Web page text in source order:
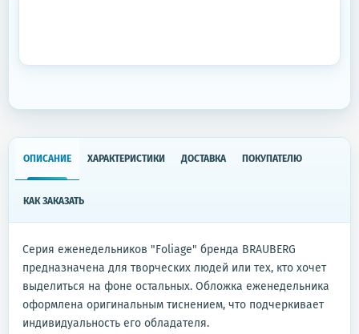
ОПИСАНИЕ ХАРАКТЕРИСТИКИ ДОСТАВКА ПОКУПАТЕЛЮ
КАК ЗАКАЗАТЬ
Серия еженедельников "Foliage" бренда BRAUBERG
предназначена для творческих людей или тех, кто хочет
выделиться на фоне остальных. Обложка еженедельника
оформлена оригинальным тиснением, что подчеркивает
индивидуальность его обладателя.